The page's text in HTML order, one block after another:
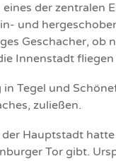
der
und
Geschacher, ob
Innenstadt
Tegel und
zuließen.
Hauptstadt
Tor gibt.